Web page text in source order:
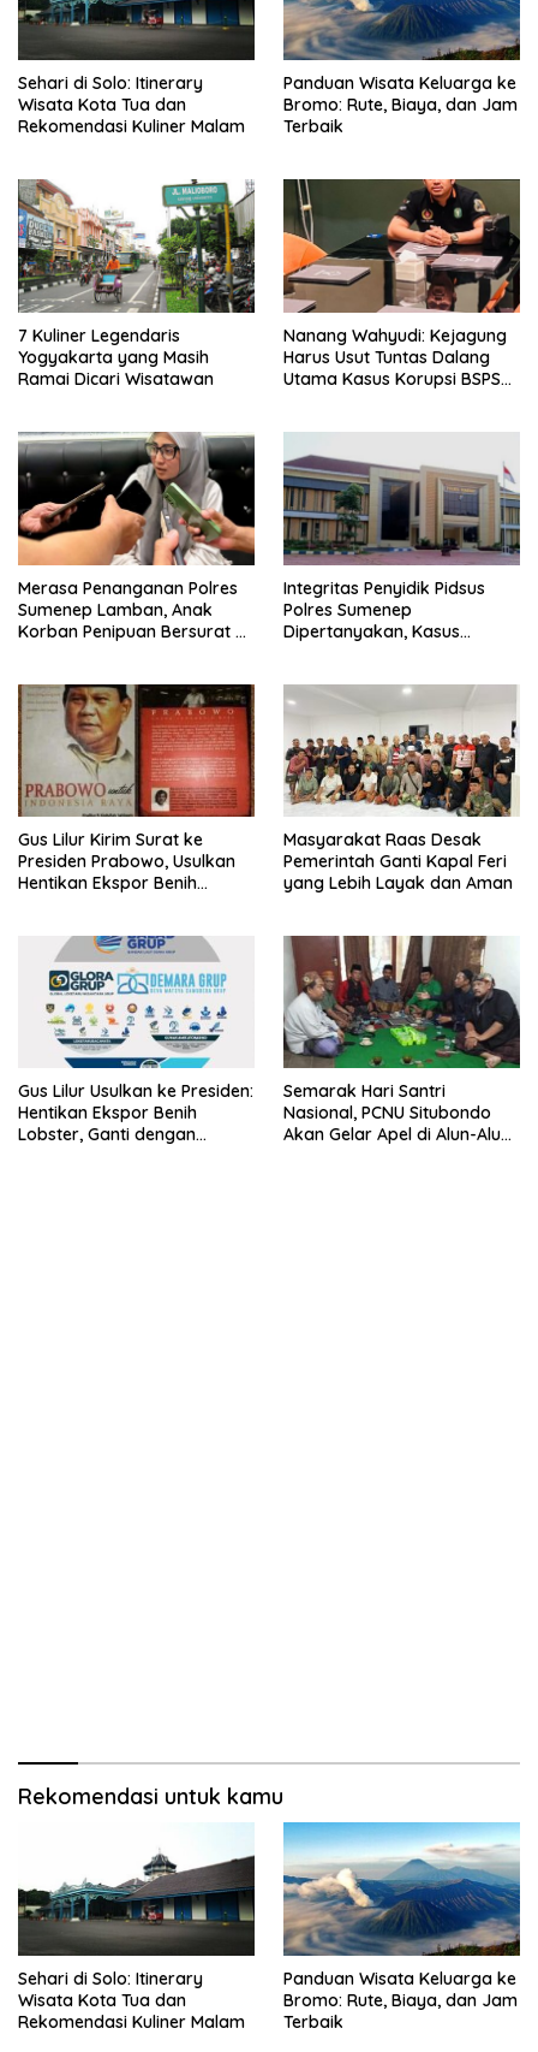
Sehari di Solo: Itinerary
Wisata Kota Tua dan
Rekomendasi Kuliner Malam
Panduan Wisata Keluarga ke
Bromo: Rute, Biaya, dan Jam
Terbaik
7 Kuliner Legendaris
Yogyakarta yang Masih
Ramai Dicari Wisatawan
Nanang Wahyudi: Kejagung
Harus Usut Tuntas Dalang
Utama Kasus Korupsi BSPS
Merasa Penanganan Polres
Sumenep Lamban, Anak
Korban Penipuan Bersurat ke
Integritas Penyidik Pidsus
Polres Sumenep
Dipertanyakan, Kasus
Kepastian
Gus Lilur Kirim Surat ke
Presiden Prabowo, Usulkan
Hentikan Ekspor Benih
Masyarakat Raas Desak
Pemerintah Ganti Kapal Feri
yang Lebih Layak dan Aman
Gus Lilur Usulkan ke Presiden:
Hentikan Ekspor Benih
Lobster, Ganti dengan
Semarak Hari Santri
Nasional, PCNU Situbondo
Akan Gelar Apel di Alun-Alun
Rekomendasi untuk kamu
Sehari di Solo: Itinerary
Wisata Kota Tua dan
Rekomendasi Kuliner Malam
Panduan Wisata Keluarga ke
Bromo: Rute, Biaya, dan Jam
Terbaik